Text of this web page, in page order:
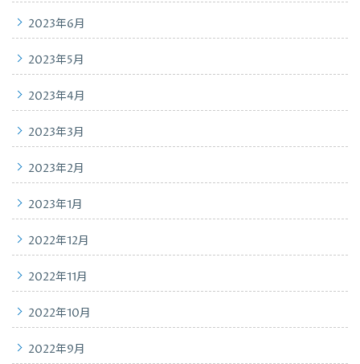
2023年6月
2023年5月
2023年4月
2023年3月
2023年2月
2023年1月
2022年12月
2022年11月
2022年10月
2022年9月